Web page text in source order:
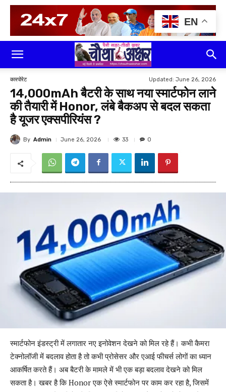
कारपोरेट Updated: June 26, 2026
14,000mAh बैटरी के साथ नया स्मार्टफोन लाने
की तैयारी में Honor, लंबे बैकअप से बदल सकता
है यूजर एक्सपीरियंस ?
By Admin June 26, 2026 33 0
स्मार्टफोन इंडस्ट्री में लगातार नए इनोवेशन देखने को मिल रहे हैं। कभी कैमरा
टेक्नोलॉजी में बदलाव होता है तो कभी प्रोसेसर और एआई फीचर्स लोगों का ध्यान
आकर्षित करते हैं। अब बैटरी के मामले में भी एक बड़ा बदलाव देखने को मिल
सकता है। खबर है कि Honor एक ऐसे स्मार्टफोन पर काम कर रहा है, जिसमें
EN